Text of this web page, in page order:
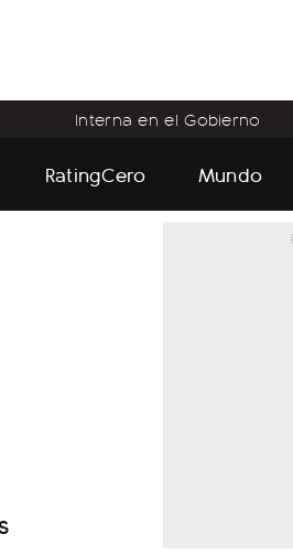
Interna en el Gobierno
RatingCero Mundo